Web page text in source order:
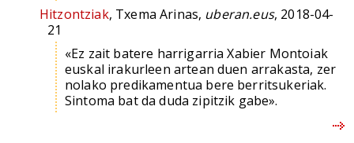
Hitzontziak, Txema Arinas, uberan.eus, 2018-04-
21
«Ez zait batere harrigarria Xabier Montoiak
euskal irakurleen artean duen arrakasta, zer
nolako predikamentua bere berritsukeriak.
Sintoma bat da duda zipitzik gabe».